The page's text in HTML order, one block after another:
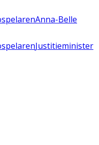
Anna-Belle
Justitieminister